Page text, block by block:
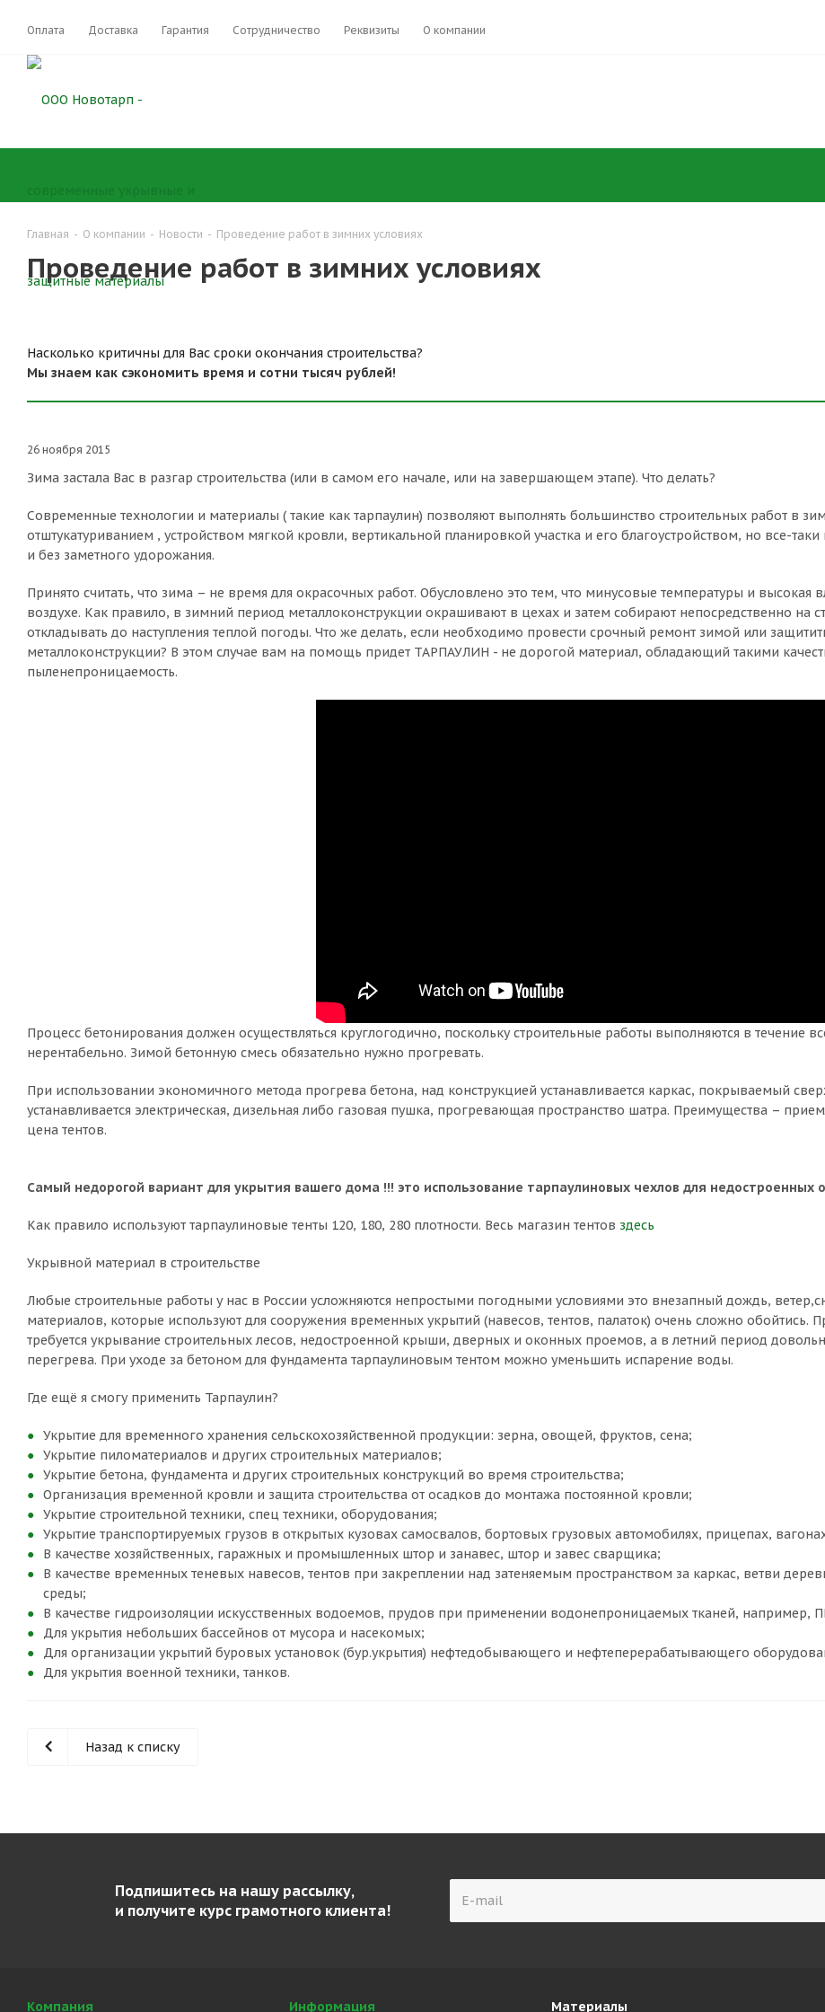
Оплата Доставка Гарантия Сотрудничество Реквизиты О компании
Главная - О компании - Новости - Проведение работ в зимних условиях
Проведение работ в зимних условиях
Насколько критичны для Вас сроки окончания строительства?
Мы знаем как сэкономить время и сотни тысяч рублей!
26 ноября 2015
Зима застала Вас в разгар строительства (или в самом его начале, или на завершающем этапе). Что делать?
Современные технологии и материалы ( такие как тарпаулин) позволяют выполнять большинство строительных работ в
отштукатуриванием , устройством мягкой кровли, вертикальной планировкой участка и его благоустройством, но все-
и без заметного удорожания.
Принято считать, что зима – не время для окрасочных работ. Обусловлено это тем, что минусовые температуры и высокая
воздухе. Как правило, в зимний период металлоконструкции окрашивают в цехах и затем собирают непосредственно на
откладывать до наступления теплой погоды. Что же делать, если необходимо провести срочный ремонт зимой или
металлоконструкции? В этом случае вам на помощь придет ТАРПАУЛИН - не дорогой материал, обладающий такими
пыленепроницаемость.
Процесс бетонирования должен осуществляться круглогодично, поскольку строительные работы выполняются в течение
нерентабельно. Зимой бетонную смесь обязательно нужно прогревать.
При использовании экономичного метода прогрева бетона, над конструкцией устанавливается каркас, покрываемый
устанавливается электрическая, дизельная либо газовая пушка, прогревающая пространство шатра. Преимущества –
цена тентов.
Самый недорогой вариант для укрытия вашего дома !!! это использование тарпаулиновых чехлов для недостроенных
Как правило используют тарпаулиновые тенты 120, 180, 280 плотности. Весь магазин тентов здесь
Укрывной материал в строительстве
Любые строительные работы у нас в России усложняются непростыми погодными условиями это внезапный дождь,
материалов, которые используют для сооружения временных укрытий (навесов, тентов, палаток) очень сложно обойтись.
требуется укрывание строительных лесов, недостроенной крыши, дверных и оконных проемов, а в летний период
перегрева. При уходе за бетоном для фундамента тарпаулиновым тентом можно уменьшить испарение воды.
Где ещё я смогу применить Тарпаулин?
Укрытие для временного хранения сельскохозяйственной продукции: зерна, овощей, фруктов, сена;
Укрытие пиломатериалов и других строительных материалов;
Укрытие бетона, фундамента и других строительных конструкций во время строительства;
Организация временной кровли и защита строительства от осадков до монтажа постоянной кровли;
Укрытие строительной техники, спец техники, оборудования;
Укрытие транспортируемых грузов в открытых кузовах самосвалов, бортовых грузовых автомобилях, прицепах,
В качестве хозяйственных, гаражных и промышленных штор и занавес, штор и завес сварщика;
В качестве временных теневых навесов, тентов при закреплении над затеняемым пространством за каркас, ветви
среды;
В качестве гидроизоляции искусственных водоемов, прудов при применении водонепроницаемых тканей, например,
Для укрытия небольших бассейнов от мусора и насекомых;
Для организации укрытий буровых установок (бур.укрытия) нефтедобывающего и нефтеперерабатывающего
Для укрытия военной техники, танков.
Назад к списку
Подпишитесь на нашу рассылку,
и получите курс грамотного клиента!
Компания Информация Материалы